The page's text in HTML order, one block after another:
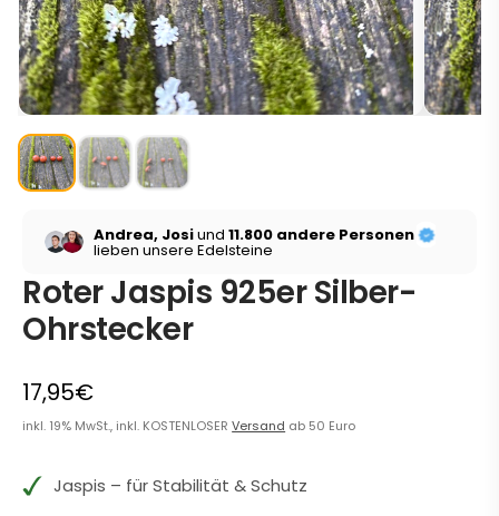
Andrea, Josiund11.800 andere Personen
lieben unsere Edelsteine
Roter Jaspis 925er Silber-
Ohrstecker
17,95€
inkl. 19% MwSt., inkl. KOSTENLOSERVersand ab 50 Euro
Jaspis – für Stabilität & Schutz